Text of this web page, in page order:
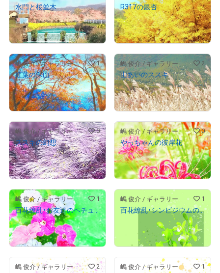
水門と桜並木
¥1,000 ($6.34)
Primary Sale
R317の銀杏
¥1,000 ($6.34)
Primary Sale
嶋 俊介 / ギャラリー 1
紅葉の深山
¥1,000 ($6.34)
Primary Sale
嶋 俊介 / ギャラリー 2
山あいのススキ
¥1,000 ($6.34)
Primary Sale
嶋 俊介 / ギャラリー 0
ススキの幻想
¥1,000 ($6.34)
Primary Sale
嶋 俊介 / ギャラリー 0
やっちゃんの彼岸花
¥1,000 ($6.34)
Primary Sale
嶋 俊介 / ギャラリー 1
百花繚乱・お友達のペチュニア
¥1,000 ($6.34)
Primary Sale
嶋 俊介 / ギャラリー 1
百花繚乱・シンビジウムの花
6.34
Primary Sale
嶋 俊介 / ギャラリー 2 嶋 俊介 / ギャラリー 1